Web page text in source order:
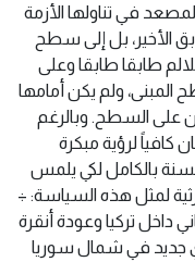
في تناولها الأزمة
الأخير، بل إلى سطح
طابقا طابقا وعلى
ولم يكن أمامها
من على السطح. وبالرغم
كافياً لرؤية مبكرة
بالكامل لكي يلمس
لمثل هذه السياسة: ÷
داخل تركيا وعودة أنقرة
جديد في شمال سوريا